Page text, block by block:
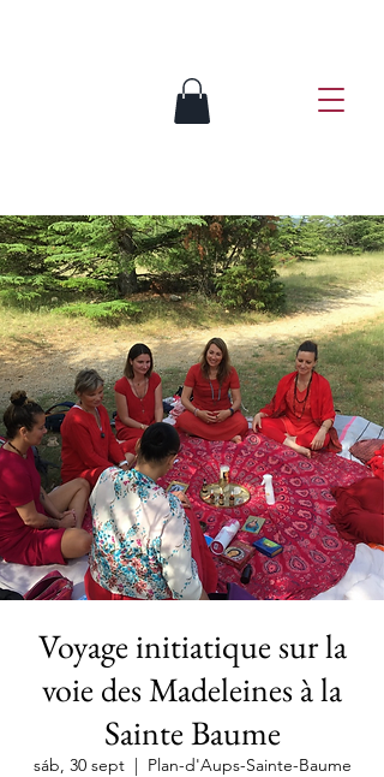
Voyage initiatique sur la
voie des Madeleines à la
Sainte Baume
sáb, 30 sept
  |
Plan-d'Aups-Sainte-Baume